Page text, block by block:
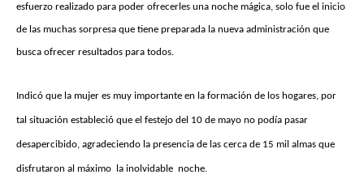
esfuerzo realizado para poder ofrecerles una noche mágica, solo fue el inicio
de las muchas sorpresa que tiene preparada la nueva administración que
busca ofrecer resultados para todos.
Indicó que la mujer es muy importante en la formación de los hogares, por
tal situación estableció que el festejo del 10 de mayo no podía pasar
desapercibido, agradeciendo la presencia de las cerca de 15 mil almas que
disfrutaron al máximo la inolvidable noche.